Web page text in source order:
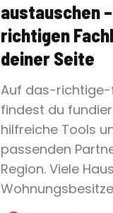
austauschen
richtigen
deiner Seite
Auf das-richtige-
findest du
hilfreiche Tools
passenden
Region. Viele